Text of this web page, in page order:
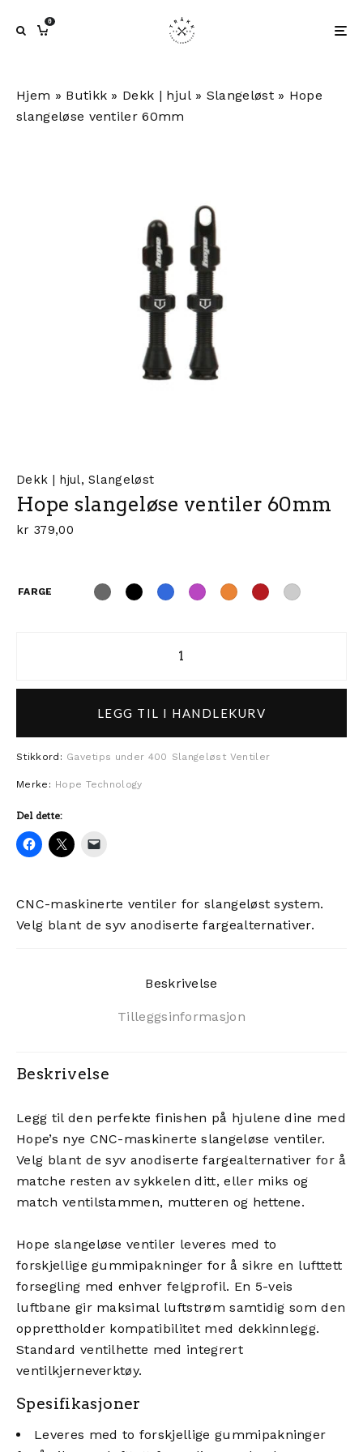
0
Hjem » Butikk » Dekk | hjul» Slangeløst» Hope
slangeløse ventiler 60mm
Dekk | hjul,Slangeløst
Hope slangeløse ventiler 60mm
kr 379,00
CNC-maskinerte ventiler for slangeløst system.
Velg blant de syv anodiserte fargealternativer.
FARGE
Hope slangeløse ventiler
LEGG TIL I HANDLEKURV
Stikkord: Gavetips under 400 Slangeløst Ventiler
Merke: Hope Technology
Del dette:
Beskrivelse
Tilleggsinformasjon
Beskrivelse
Legg til den perfekte finishen på hjulene dine med
Hope’s nye CNC-maskinerte slangeløse ventiler.
Velg blant de syv anodiserte fargealternativer for å
matche resten av sykkelen ditt, eller miks og
match ventilstammen, mutteren og hettene.
Hope slangeløse ventiler leveres med to
forskjellige gummipakninger for å sikre en lufttett
forsegling med enhver felgprofil. En 5-veis
luftbane gir maksimal luftstrøm samtidig som den
opprettholder kompatibilitet med dekkinnlegg.
Standard ventilhette med integrert
ventilkjerneverktøy.
Spesifikasjoner
Leveres med to forskjellige gummipakninger